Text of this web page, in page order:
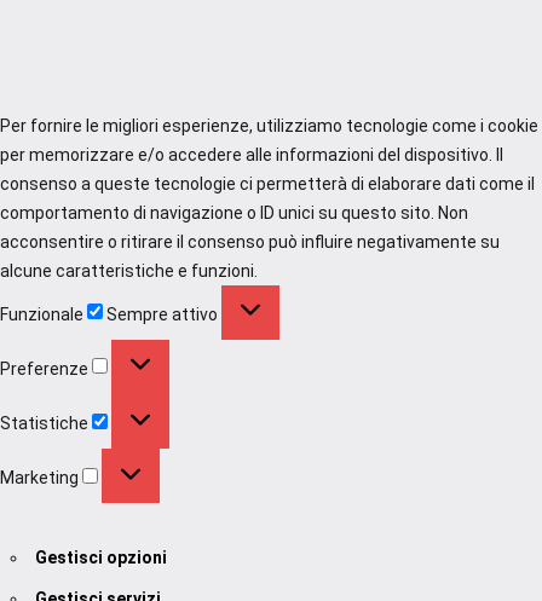
Per fornire le migliori esperienze, utilizziamo tecnologie come i cookie
per memorizzare e/o accedere alle informazioni del dispositivo. Il
consenso a queste tecnologie ci permetterà di elaborare dati come il
comportamento di navigazione o ID unici su questo sito. Non
acconsentire o ritirare il consenso può influire negativamente su
alcune caratteristiche e funzioni.
Funzionale Sempre attivo
Preferenze
Statistiche
Marketing
Gestisci opzioni